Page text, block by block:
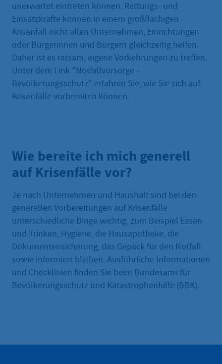
unerwartet eintreten können. Rettungs- und
Einsatzkräfte können in einem großflächigen
Krisenfall nicht allen Unternehmen, Einrichtungen
oder Bürgerinnen und Bürgern gleichzeitig helfen.
Daher ist es ratsam, eigene Vorkehrungen zu treffen.
Unter dem Link "Notfallvorsorge –
Bevölkerungsschutz" erfahren Sie, wie Sie sich auf
Krisenfälle vorbereiten können.
Wie bereite ich mich generell
auf Krisenfälle vor?
Je nach Unternehmen und Haushalt sind bei den
generellen Vorbereitungen auf Krisenfälle
unterschiedliche Dinge wichtig, zum Beispiel Essen
und Trinken, Hygiene, die Hausapotheke, die
Dokumentensicherung, das Gepäck für den Notfall
sowie informiert bleiben. Ausführliche Informationen
und Checklisten finden Sie beim Bundesamt für
Bevölkerungsschutz und Katastrophenhilfe (BBK).